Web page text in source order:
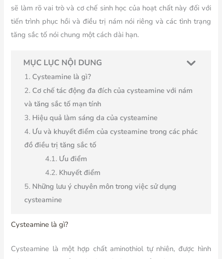
sẽ làm rõ vai trò và cơ chế sinh học của hoạt chất này đối với
tiến trình phục hồi và điều trị nám nói riêng và các tình trạng
tăng sắc tố nói chung một cách dài hạn.
MỤC LỤC NỘI DUNG
Cysteamine là gì?
Cơ chế tác động đa đích của cysteamine với nám
và tăng sắc tố mạn tính
Hiệu quả làm sáng da của cysteamine
Ưu và khuyết điểm của cysteamine trong các phác
đồ điều trị tăng sắc tố
Ưu điểm
Khuyết điểm
Những lưu ý chuyên môn trong việc sử dụng
cysteamine
Cysteamine là gì?
Cysteamine là một hợp chất aminothiol tự nhiên, được hình